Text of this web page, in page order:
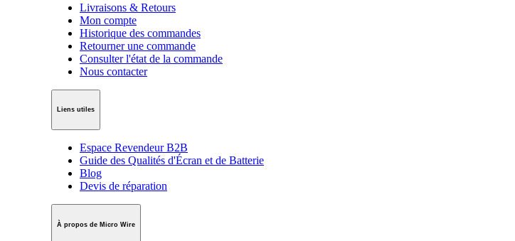
Livraisons & Retours
Mon compte
Historique des commandes
Retourner une commande
Consulter l'état de la commande
Nous contacter
Liens utiles
Espace Revendeur B2B
Guide des Qualités d'Écran et de Batterie
Blog
Devis de réparation
À propos de Micro Wire